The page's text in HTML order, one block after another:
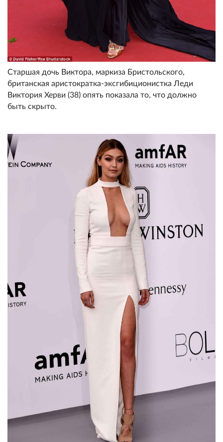
Старшая дочь Виктора, маркиза Бристольского,
британская аристократка-эксгибиционистка Леди
Виктория Херви (38) опять показала то, что должно
быть скрыто.